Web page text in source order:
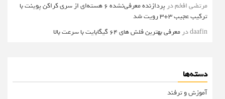
مرتضی افخمدر
پردازنده معرفی‌نشده 6 هسته‌ای از سری کراکن پوینت با
ترکیب عجیب 3+3 رویت شد
daafinدر معرفی بهترین فلش های 64 گیگابایت با سرعت بالا
دسته‌ها
آموزش و ترفند